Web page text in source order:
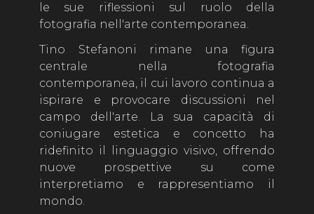
le sue riflessioni sul ruolo della
fotografia nell'arte contemporanea.
Tino Stefanoni rimane una figura
centrale nella fotografia
contemporanea, il cui lavoro continua a
ispirare e provocare discussioni nel
campo dell'arte. La sua capacità di
coniugare estetica e concetto ha
ridefinito il linguaggio visivo, offrendo
nuove prospettive su come
interpretiamo e rappresentiamo il
mondo.